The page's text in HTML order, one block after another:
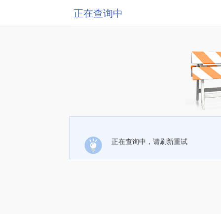
正在查询中
正在查询中，请刷新重试